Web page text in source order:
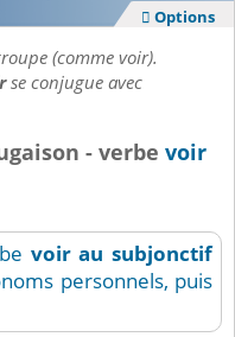
 Options
(comme voir).
se conjugue avec
- verbe voir
voir au subjonctif
personnels, puis